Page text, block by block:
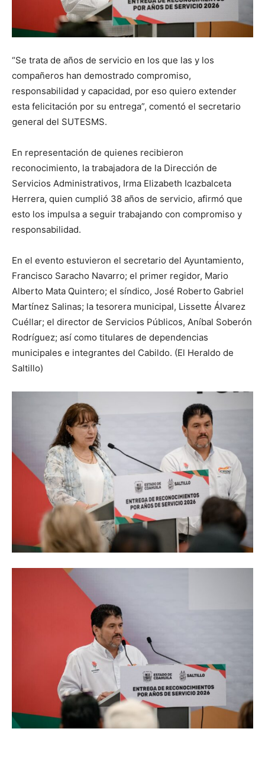
“Se trata de años de servicio en los que las y los
compañeros han demostrado compromiso,
responsabilidad y capacidad, por eso quiero extender
esta felicitación por su entrega”, comentó el secretario
general del SUTESMS.
En representación de quienes recibieron
reconocimiento, la trabajadora de la Dirección de
Servicios Administrativos, Irma Elizabeth Icazbalceta
Herrera, quien cumplió 38 años de servicio, afirmó que
esto los impulsa a seguir trabajando con compromiso y
responsabilidad.
En el evento estuvieron el secretario del Ayuntamiento,
Francisco Saracho Navarro; el primer regidor, Mario
Alberto Mata Quintero; el síndico, José Roberto Gabriel
Martínez Salinas; la tesorera municipal, Lissette Álvarez
Cuéllar; el director de Servicios Públicos, Aníbal Soberón
Rodríguez; así como titulares de dependencias
municipales e integrantes del Cabildo. (El Heraldo de
Saltillo)